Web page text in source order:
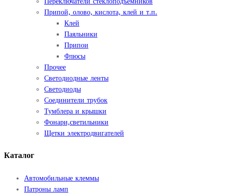
Припой, олово, кислота, клей и т.п.
Клей
Паяльники
Припои
Флюсы
Прочее
Светодиодные ленты
Светодиоды
Соединители трубок
Тумблера и крышки
Фонари,светильники
Щетки электродвигателей
Каталог
Автомобильные клеммы
Патроны ламп